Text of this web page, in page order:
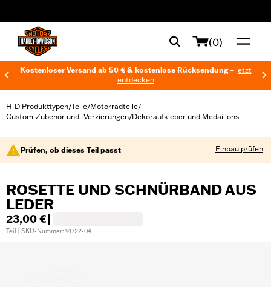
(0)
Kostenloser Versand ab 50 € & kostenlose Rücksendung – jetzt
entdecken
H-D Produkttypen/Teile/Motorradteile/
Custom-Zubehör und -Verzierungen/Dekoraufkleber und Medaillons
Prüfen, ob dieses Teil passt Einbau prüfen
ROSETTE UND SCHNÜRBAND AUS
LEDER
23,00 €
Teil | SKU-Nummer: 91722-04